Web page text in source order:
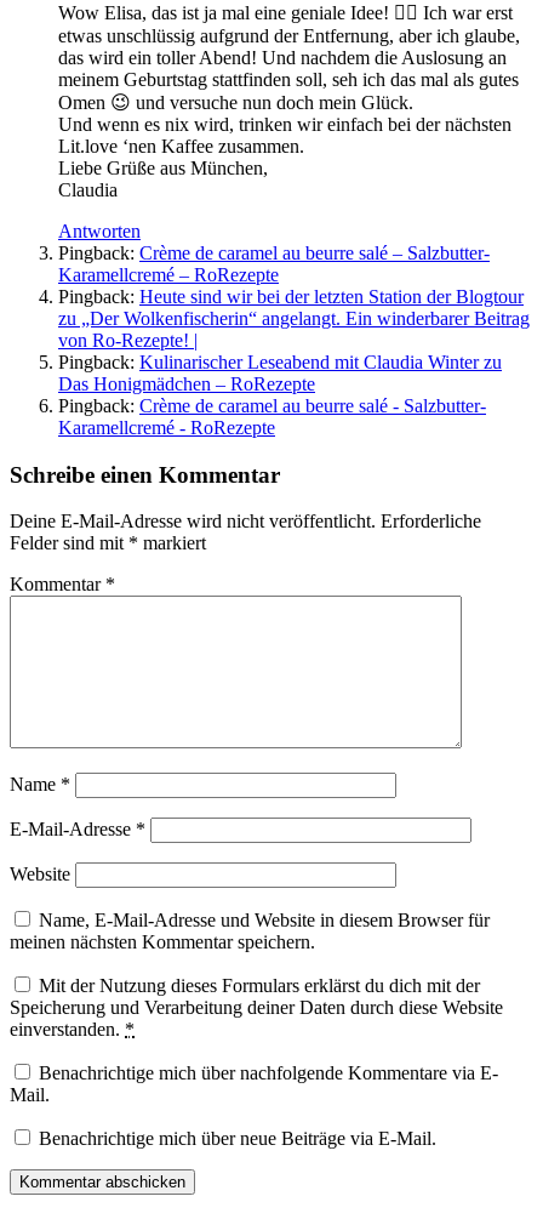
Wow Elisa, das ist ja mal eine geniale Idee! 👍🏼 Ich war erst
etwas unschlüssig aufgrund der Entfernung, aber ich glaube,
das wird ein toller Abend! Und nachdem die Auslosung an
meinem Geburtstag stattfinden soll, seh ich das mal als gutes
Omen 😉 und versuche nun doch mein Glück.
Und wenn es nix wird, trinken wir einfach bei der nächsten
Lit.love ‘nen Kaffee zusammen.
Liebe Grüße aus München,
Claudia
Antworten
Pingback: Crème de caramel au beurre salé – Salzbutter-
Karamellcremé – RoRezepte
Pingback: Heute sind wir bei der letzten Station der Blogtour
zu „Der Wolkenfischerin“ angelangt. Ein winderbarer Beitrag
von Ro-Rezepte! |
Pingback: Kulinarischer Leseabend mit Claudia Winter zu
Das Honigmädchen – RoRezepte
Pingback: Crème de caramel au beurre salé - Salzbutter-
Karamellcremé - RoRezepte
Schreibe einen Kommentar
Deine E-Mail-Adresse wird nicht veröffentlicht. Erforderliche
Felder sind mit * markiert
Kommentar *
Name *
E-Mail-Adresse *
Website
Name, E-Mail-Adresse und Website in diesem Browser für
meinen nächsten Kommentar speichern.
Mit der Nutzung dieses Formulars erklärst du dich mit der
Speicherung und Verarbeitung deiner Daten durch diese Website
einverstanden. *
Benachrichtige mich über nachfolgende Kommentare via E-
Mail.
Benachrichtige mich über neue Beiträge via E-Mail.